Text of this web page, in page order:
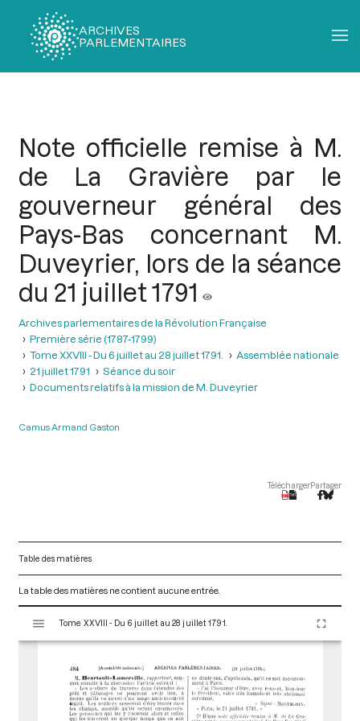
ARCHIVES
PARLEMENTAIRES
Note officielle remise à M.
de La Gravière par le
gouverneur général des
Pays-Bas concernant M.
Duveyrier, lors de la séance
du 21 juillet 1791
Archives parlementaires de la Révolution Française
Première série (1787-1799)
Tome XXVIII - Du 6 juillet au 28 juillet 1791.
Assemblée nationale
21 juillet 1791
Séance du soir
Documents relatifs à la mission de M. Duveyrier
Camus Armand Gaston
TéléchargerPartager
Table des matières
La table des matières ne contient aucune entrée.
s
Tome XXVIII - Du 6 juillet au 28 juillet 1791.